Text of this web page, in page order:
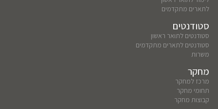
לתארים מתקדמים
סטודנטים
סטודנטים לתואר ראשון
סטודנטים לתארים מתקדמים
משרות
מחקר
מרכז למחקר
תחומי מחקר
קבוצות מחקר